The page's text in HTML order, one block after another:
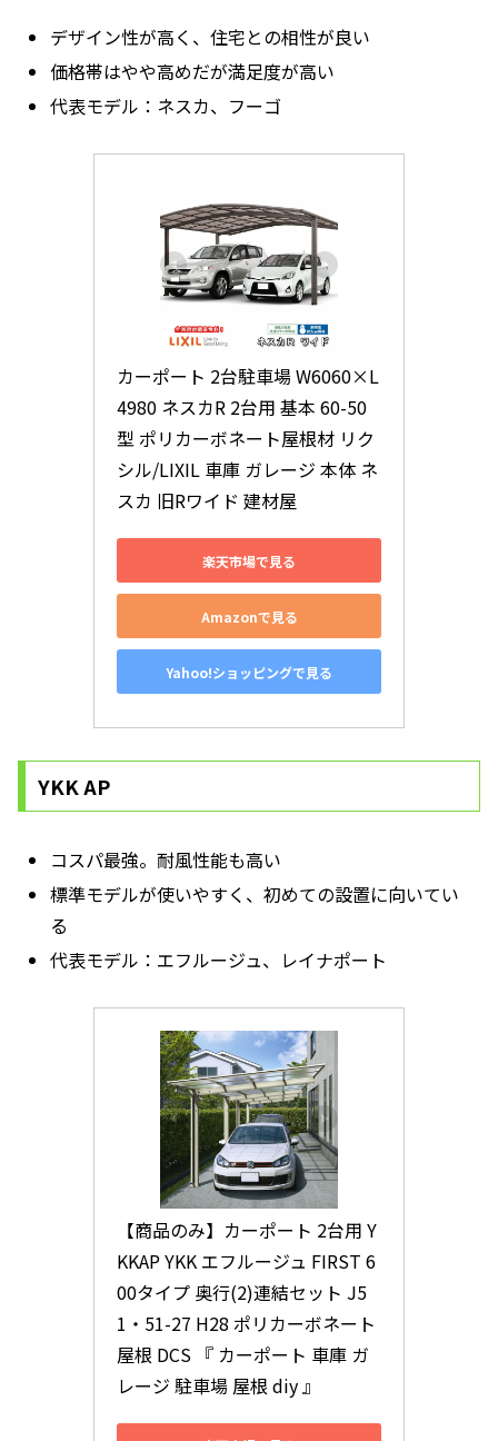
デザイン性が高く、住宅との相性が良い
価格帯はやや高めだが満足度が高い
代表モデル：ネスカ、フーゴ
カーポート 2台駐車場 W6060×L
4980 ネスカR 2台用 基本 60-50
型 ポリカーボネート屋根材 リク
シル/LIXIL 車庫 ガレージ 本体 ネ
スカ 旧Rワイド 建材屋
楽天市場で見る
Amazonで見る
Yahoo!ショッピングで見る
YKK AP
コスパ最強。耐風性能も高い
標準モデルが使いやすく、初めての設置に向いてい
る
代表モデル：エフルージュ、レイナポート
【商品のみ】カーポート 2台用 Y
KKAP YKK エフルージュ FIRST 6
00タイプ 奥行(2)連結セット J5
1・51-27 H28 ポリカーボネート
屋根 DCS 『 カーポート 車庫 ガ
レージ 駐車場 屋根 diy 』